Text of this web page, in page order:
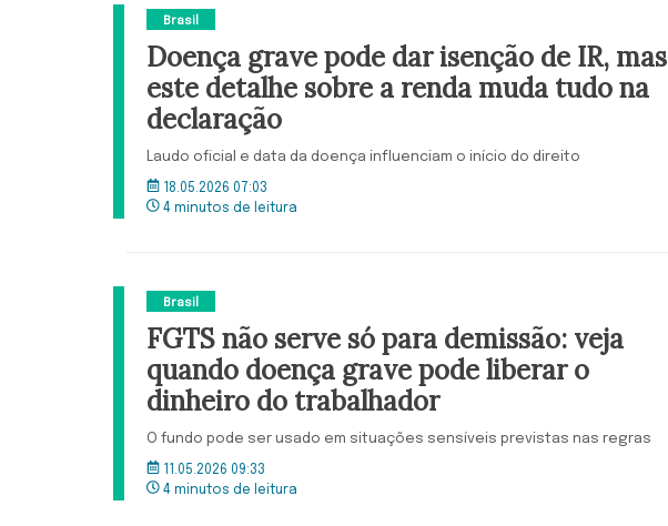
Brasil
Doença grave pode dar isenção de IR, mas
este detalhe sobre a renda muda tudo na
declaração
Laudo oficial e data da doença influenciam o início do direito
18.05.2026 07:03
4 minutos de leitura
Brasil
FGTS não serve só para demissão: veja
quando doença grave pode liberar o
dinheiro do trabalhador
O fundo pode ser usado em situações sensíveis previstas nas regras
11.05.2026 09:33
4 minutos de leitura